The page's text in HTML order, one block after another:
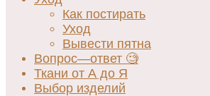
Как постирать
Уход
Вывести пятна
Вопрос—ответ 🧐
Ткани от А до Я
Выбор изделий